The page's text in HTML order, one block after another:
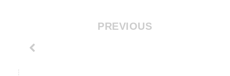
PREVIOUS